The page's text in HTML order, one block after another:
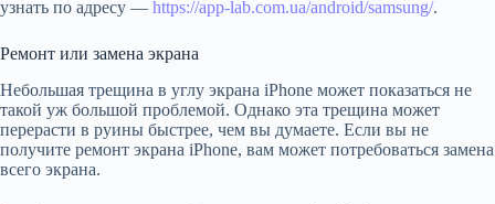
узнать по адресу — https://app-lab.com.ua/android/samsung/.
Ремонт или замена экрана
Небольшая трещина в углу экрана iPhone может показаться не
такой уж большой проблемой. Однако эта трещина может
перерасти в руины быстрее, чем вы думаете. Если вы не
получите ремонт экрана iPhone, вам может потребоваться замена
всего экрана.